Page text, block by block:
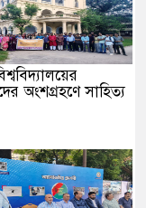
অংশগ্রহণে সাহিত্য